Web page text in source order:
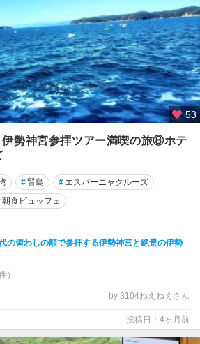
53
伊勢神宮参拝ツアー満喫の旅⑧ホテ
#賢島 # エスパーニャクルーズ
朝食ビュッフェ
の習わしの順で参拝する伊勢神宮と絶景の伊勢
）
by 3104ねえねえさん
投稿日：4ヶ月前